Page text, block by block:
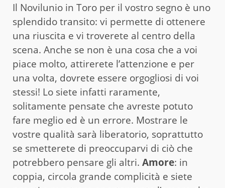
Il Novilunio in Toro per il vostro segno è uno
splendido transito: vi permette di ottenere
una riuscita e vi troverete al centro della
scena. Anche se non è una cosa che a voi
piace molto, attirerete l’attenzione e per
una volta, dovrete essere orgogliosi di voi
stessi! Lo siete infatti raramente,
solitamente pensate che avreste potuto
fare meglio ed è un errore. Mostrare le
vostre qualità sarà liberatorio, soprattutto
se smetterete di preoccuparvi di ciò che
potrebbero pensare gli altri. Amore: in
coppia, circola grande complicità e siete